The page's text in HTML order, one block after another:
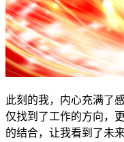
此刻的我，内心充满了
仅找到了工作的方向，
的结合，让我看到了未